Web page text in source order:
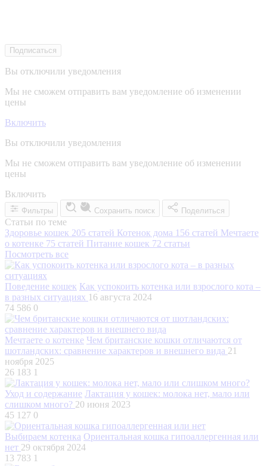
Подписаться
Вы отключили уведомления
Мы не сможем отправить вам уведомление об изменении
цены
Включить
Вы отключили уведомления
Мы не сможем отправить вам уведомление об изменении
цены
Включить
Фильтры Сохранить поиск Поделиться
Статьи по теме
Здоровье кошек 205 статей Котенок дома 156 статей Мечтаете
о котенке 75 статей Питание кошек 72 статьи
Посмотреть все
Поведение кошек Как успокоить котенка или взрослого кота –
в разных ситуациях 16 августа 2024
74 586 0
Мечтаете о котенке Чем британские кошки отличаются от
шотландских: сравнение характеров и внешнего вида 21
ноября 2025
26 183 1
Уход и содержание Лактация у кошек: молока нет, мало или
слишком много? 20 июня 2023
45 127 0
Выбираем котенка Ориентальная кошка гипоаллергенная или
нет 29 октября 2024
13 783 1